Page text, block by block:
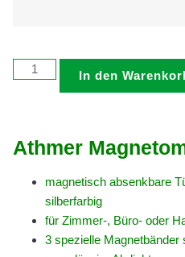
In den
Athmer
magnetisch absenkbare
silberfarbig
für Zimmer-, Büro- oder
3 spezielle Magnetbänder